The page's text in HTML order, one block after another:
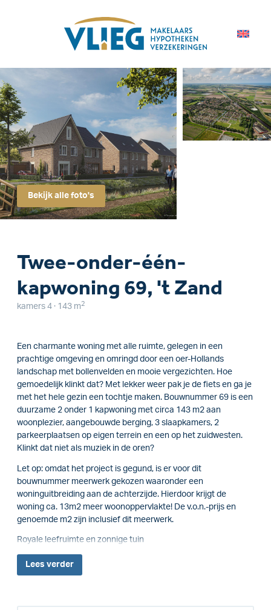
Bekijk alle foto's
Twee-onder-één-
kapwoning 69, 't Zand
kamers 4 · 143 m 2
Een charmante woning met alle ruimte, gelegen in een
prachtige omgeving en omringd door een oer-Hollands
landschap met bollenvelden en mooie vergezichten. Hoe
gemoedelijk klinkt dat? Met lekker weer pak je de fiets en ga je
met het hele gezin een tochtje maken. Bouwnummer 69 is een
duurzame 2 onder 1 kapwoning met circa 143 m2 aan
woonplezier, aangebouwde berging, 3 slaapkamers, 2
parkeerplaatsen op eigen terrein en een op het zuidwesten.
Klinkt dat niet als muziek in de oren?
Let op: omdat het project is gegund, is er voor dit
bouwnummer meerwerk gekozen waaronder een
woninguitbreiding aan de achterzijde. Hierdoor krijgt de
woning ca. 13m2 meer woonoppervlakte! De v.o.n.-prijs en
genoemde m2 zijn inclusief dit meerwerk.
Royale leefruimte en zonnige tuin
Lees verder